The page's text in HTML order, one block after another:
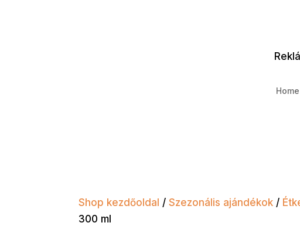
Home
Shop kezdőoldal /Szezonális ajándékok /
300 ml